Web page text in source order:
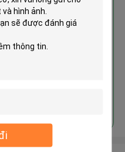
Máy cắt Đầu Máy Du
Công suất Động cơ